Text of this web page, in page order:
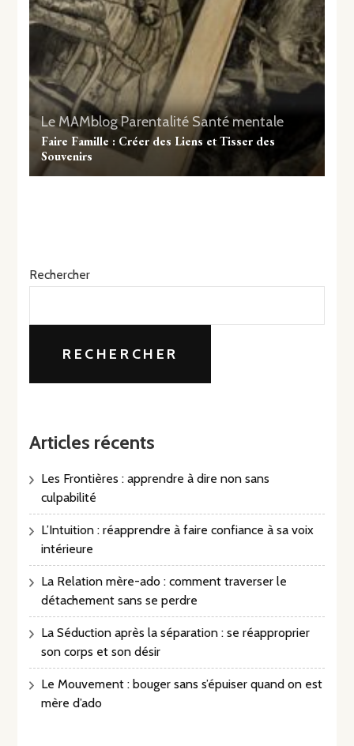
Le MAMblogParentalité Santé mentale
Faire Famille : Créer des Liens et Tisser des
Souvenirs
Rechercher
RECHERCHER
Articles récents
Les Frontières : apprendre à dire non sans
culpabilité
L’Intuition : réapprendre à faire confiance à sa voix
intérieure
La Relation mère-ado : comment traverser le
détachement sans se perdre
La Séduction après la séparation : se réapproprier
son corps et son désir
Le Mouvement : bouger sans s’épuiser quand on est
mère d’ado